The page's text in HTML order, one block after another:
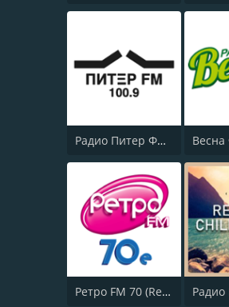
Радио Питер ФМ 100.9 (Piter FM)
Ретро FM 70 (Retro FM)